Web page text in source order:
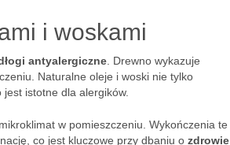
i woskami
antyalergiczne . Drewno wykazuje
Naturalne oleje i woski nie tylko
istotne dla alergików.
w pomieszczeniu. Wykończenia te
co jest kluczowe przy dbaniu o zdrowie